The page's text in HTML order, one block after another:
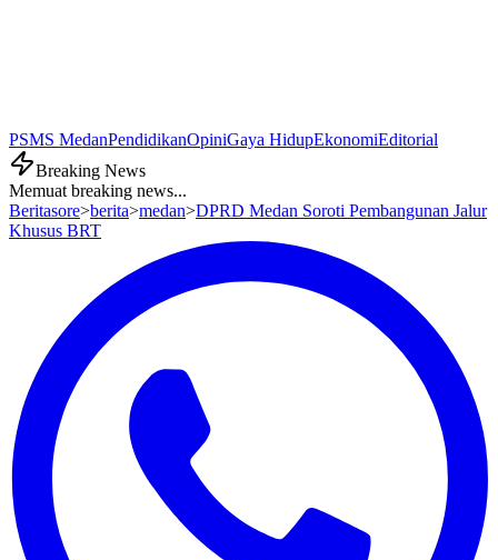
PSMS MedanPendidikanOpiniGaya HidupEkonomiEditorial
Breaking News
Memuat breaking news...
Beritasore>berita>medan>DPRD Medan Soroti Pembangunan Jalur
Khusus BRT